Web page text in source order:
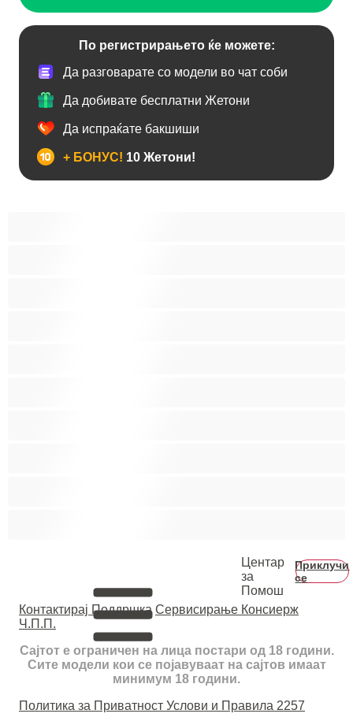
По регистрирањето ќе можете:
Да разговарате со модели во чат соби
Да добивате бесплатни Жетони
Да испраќате бакшиши
+ БОНУС! 10 Жетони!
Центар
за
Помош
Приклучи
се
Контактирај Поддршка Сервисирање Консиерж
Ч.П.П.
Сајтот е ограничен на лица постари од 18 години.
Сите модели кои се појавуваат на сајтов имаат
минимум 18 години.
Политика за Приватност Услови и Правила 2257